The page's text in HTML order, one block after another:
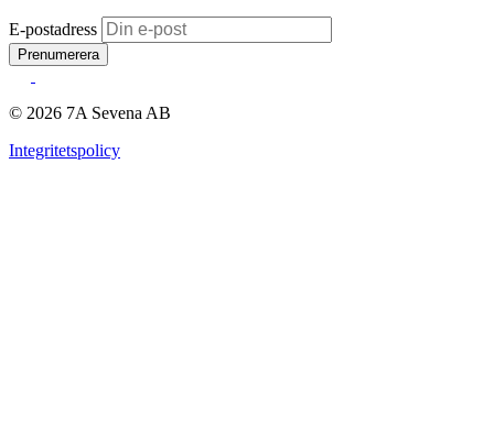
E-postadress
Prenumerera
© 2026 7A Sevena AB
Integritetspolicy